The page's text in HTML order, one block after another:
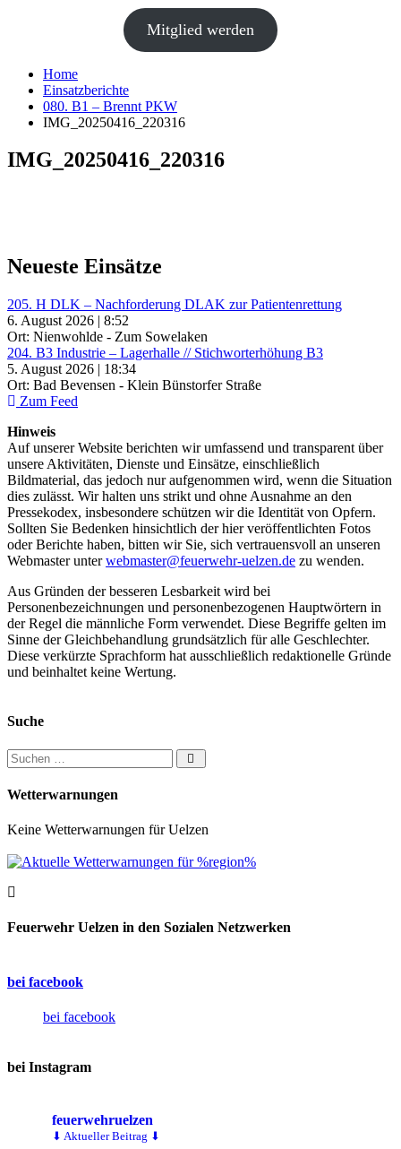
Mitglied werden
Home
Einsatzberichte
080. B1 – Brennt PKW
IMG_20250416_220316
IMG_20250416_220316
Neueste Einsätze
205. H DLK – Nachforderung DLAK zur Patientenrettung
6. August 2026 | 8:52
Ort: Nienwohlde - Zum Sowelaken
204. B3 Industrie – Lagerhalle // Stichworterhöhung B3
5. August 2026 | 18:34
Ort: Bad Bevensen - Klein Bünstorfer Straße
Zum Feed
Hinweis
Auf unserer Website berichten wir umfassend und transparent über
unsere Aktivitäten, Dienste und Einsätze, einschließlich
Bildmaterial, das jedoch nur aufgenommen wird, wenn die Situation
dies zulässt. Wir halten uns strikt und ohne Ausnahme an den
Pressekodex, insbesondere schützen wir die Identität von Opfern.
Sollten Sie Bedenken hinsichtlich der hier veröffentlichten Fotos
oder Berichte haben, bitten wir Sie, sich vertrauensvoll an unseren
Webmaster unterwebmaster@feuerwehr-uelzen.de zu wenden.
Aus Gründen der besseren Lesbarkeit wird bei
Personenbezeichnungen und personenbezogenen Hauptwörtern in
der Regel die männliche Form verwendet. Diese Begriffe gelten im
Sinne der Gleichbehandlung grundsätzlich für alle Geschlechter.
Diese verkürzte Sprachform hat ausschließlich redaktionelle Gründe
und beinhaltet keine Wertung.
Suche
Suchen nach:
Wetterwarnungen
Keine Wetterwarnungen für Uelzen
Feuerwehr Uelzen in den Sozialen Netzwerken
bei facebook
bei facebook
bei Instagram
feuerwehruelzen
⬇ Aktueller Beitrag ⬇